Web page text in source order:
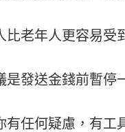
比老年人更容易
是發送金錢前暫停
有任何疑慮，有